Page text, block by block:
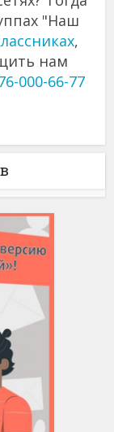
"Наш
,
нам
000-66-77